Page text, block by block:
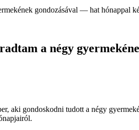
gondozásával — hat hónappal
a négy
aki gondoskodni tudott a négy